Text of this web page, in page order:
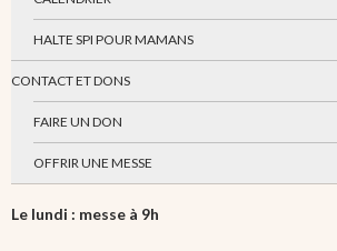
HALTE SPI POUR MAMANS
CONTACT ET DONS
FAIRE UN DON
OFFRIR UNE MESSE
Le lundi : messe à 9h